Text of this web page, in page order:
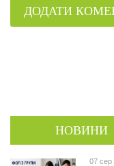
ДОДАТИ
НОВИНИ
07 сер